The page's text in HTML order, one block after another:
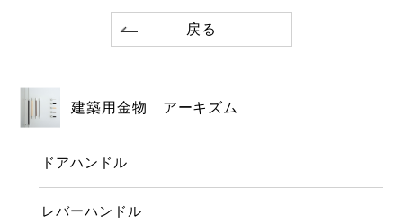
戻る
建築用金物 アーキズム
ドアハンドル
レバーハンドル